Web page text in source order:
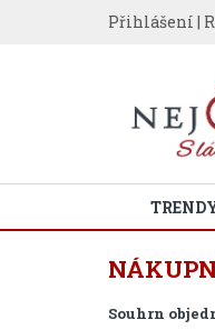
Přihlášení |
Souhrn